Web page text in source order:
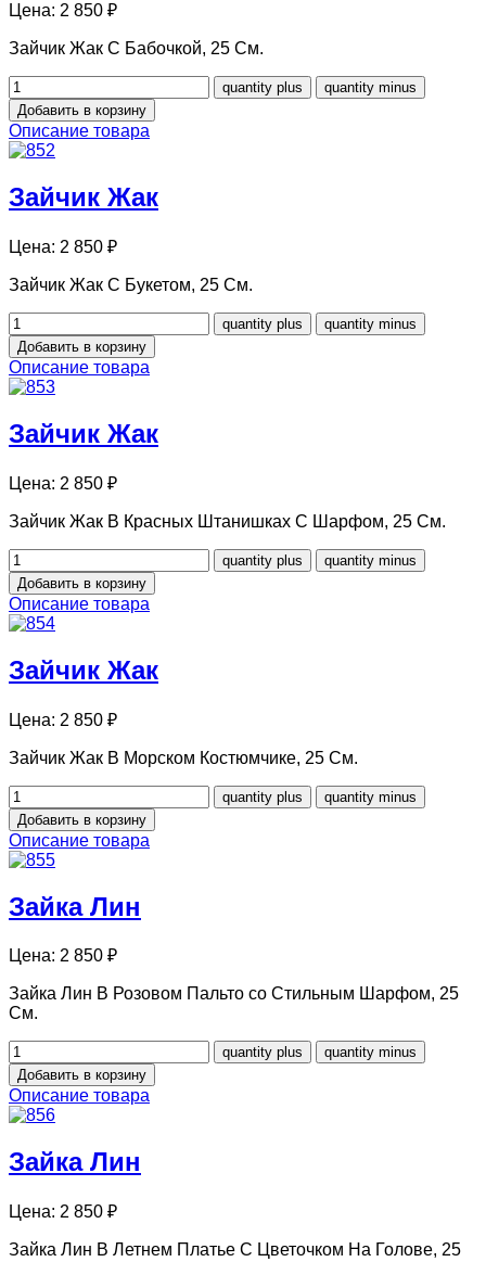
Цена: 2 850 ₽
Зайчик Жак С Бабочкой, 25 См.
Описание товара
Зайчик Жак
Цена: 2 850 ₽
Зайчик Жак С Букетом, 25 См.
Описание товара
Зайчик Жак
Цена: 2 850 ₽
Зайчик Жак В Красных Штанишках С Шарфом, 25 См.
Описание товара
Зайчик Жак
Цена: 2 850 ₽
Зайчик Жак В Морском Костюмчике, 25 См.
Описание товара
Зайка Лин
Цена: 2 850 ₽
Зайка Лин В Розовом Пальто со Стильным Шарфом, 25
См.
Описание товара
Зайка Лин
Цена: 2 850 ₽
Зайка Лин В Летнем Платье С Цветочком На Голове, 25